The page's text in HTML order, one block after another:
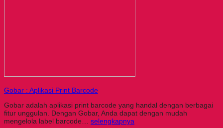
Gobar : Aplikasi Print Barcode
Gobar adalah aplikasi print barcode yang handal dengan berbagai
fitur unggulan. Dengan Gobar, Anda dapat dengan mudah
mengelola label barcode… selengkapnya